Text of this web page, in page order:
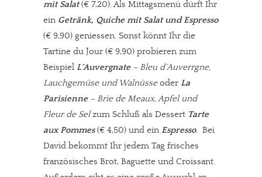
mit Salat(€ 7,20). Als Mittagsmenü dürft Ihr
ein Getränk, Quiche mit Salat und Espresso
(€ 9,90) geniessen. Sonst könnt Ihr die
Tartine du Jour (€ 9,90) probieren zum
Beispiel L´Auvergnate– Bleu d´Auverrgne,
Lauchgemüse und Walnüsseoder La
Parisienne– Brie de Meaux, Apfel und
Fleur de Selzum Schluß als Dessert Tarte
aux Pommes(€ 4,50) und ein Espresso. Bei
David bekommt Ihr jedem Tag frisches
französisches Brot, Baguette und Croissant.